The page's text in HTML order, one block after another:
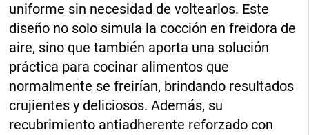
uniforme sin necesidad de voltearlos. Este
diseño no solo simula la cocción en freidora de
aire, sino que también aporta una solución
práctica para cocinar alimentos que
normalmente se freirían, brindando resultados
crujientes y deliciosos. Además, su
recubrimiento antiadherente reforzado con